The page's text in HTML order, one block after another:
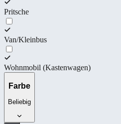
Pritsche
Van/Kleinbus
Wohnmobil (Kastenwagen)
Farbe
Beliebig